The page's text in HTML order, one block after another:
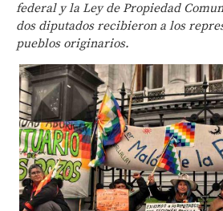
federal y la Ley de Propiedad
dos diputados recibieron a los
pueblos originarios.